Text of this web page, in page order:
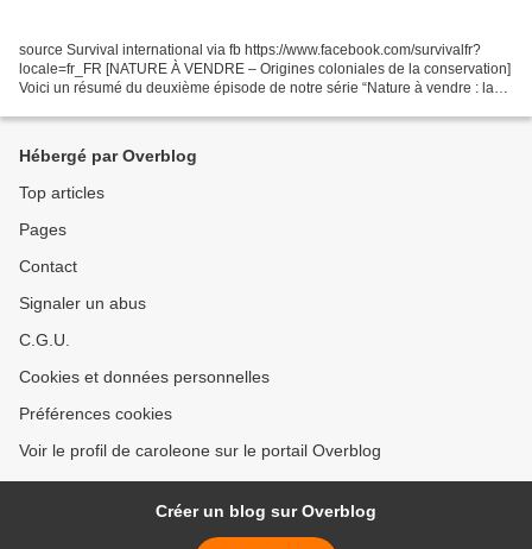
source Survival international via fb https://www.facebook.com/survivalfr?
locale=fr_FR [NATURE À VENDRE – Origines coloniales de la conservation]
Voici un résumé du deuxième épisode de notre série “Nature à vendre : la
Hébergé par Overblog
Top articles
Pages
Contact
Signaler un abus
C.G.U.
Cookies et données personnelles
Préférences cookies
Voir le profil de caroleone sur le portail Overblog
Créer un blog sur Overblog